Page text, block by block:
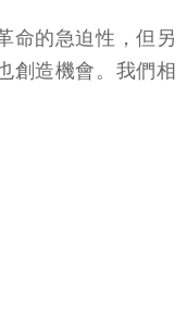
命的急迫性，但另
創造機會。我們相